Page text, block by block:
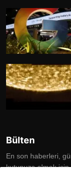
Bülten
En son haberleri,
kutunuza almak için